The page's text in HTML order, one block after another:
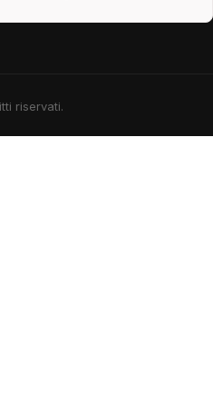
riservati.